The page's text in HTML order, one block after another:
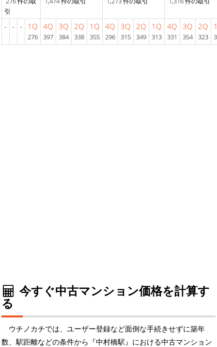
引
- - - 1Q
276
4Q
397
3Q
384
2Q
338
1Q
355
4Q
296
3Q
315
2Q
349
1Q
313
4Q
331
3Q
354
2Q
323
今すぐ中古マンション価格を計算す
る
ウチノカチでは、ユーザー登録など面倒な手続きせずに築年
数、駅距離などの条件から『中村橋駅』における中古マンション